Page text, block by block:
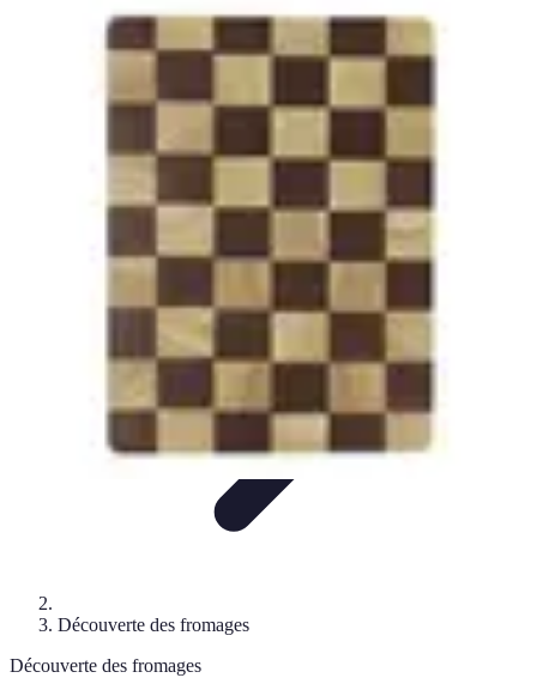
Fromages du Monde
Découverte
Découvertes
Dégustation découverte
Découverte des fromages
Découverte des fromages